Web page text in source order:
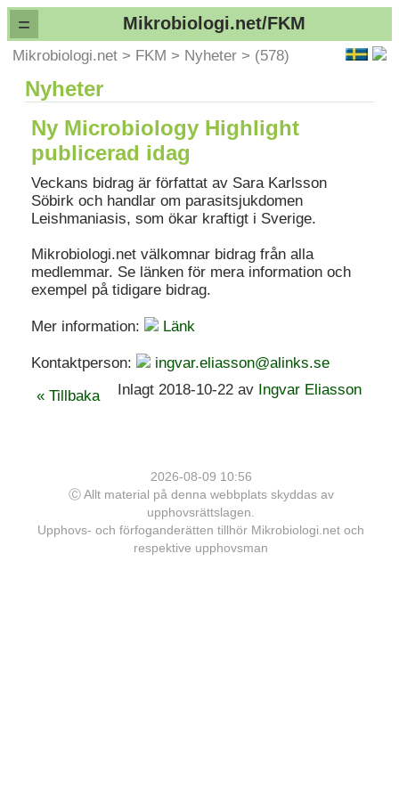
= Mikrobiologi.net/FKM
Mikrobiologi.net > FKM > Nyheter > (578)
Nyheter
Ny Microbiology Highlight
publicerad idag
Veckans bidrag är författat av Sara Karlsson
Söbirk och handlar om parasitsjukdomen
Leishmaniasis, som ökar kraftigt i Sverige.
Mikrobiologi.net välkomnar bidrag från alla
medlemmar. Se länken för mera information och
exempel på tidigare bidrag.
Mer information: Länk
Kontaktperson:
ingvar.eliasson@alinks.se
« Tillbaka
Inlagt 2018-10-22 av Ingvar Eliasson
2026-08-09 10:56
Ⓒ Allt material på denna webbplats skyddas av
upphovsrättslagen.
Upphovs- och förfoganderätten tillhör Mikrobiologi.net och
respektive upphovsman